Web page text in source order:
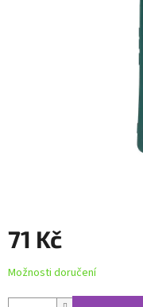
71 Kč
Měrná
cena:
Možnosti doručení